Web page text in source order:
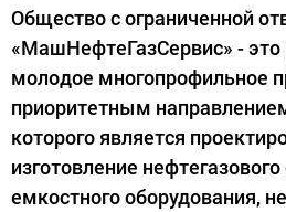
Общество с ограниченной
«МашНефтеГазСервис» -
молодое многопрофильное
приоритетным
которого является
изготовление
емкостного оборудования,